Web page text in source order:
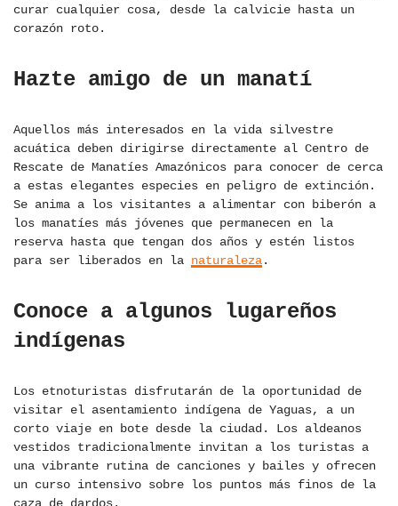
curar cualquier cosa, desde la calvicie hasta un
corazón roto.
Hazte amigo de un manatí
Aquellos más interesados en la vida silvestre
acuática deben dirigirse directamente al Centro de
Rescate de Manatíes Amazónicos para conocer de cerca
a estas elegantes especies en peligro de extinción.
Se anima a los visitantes a alimentar con biberón a
los manatíes más jóvenes que permanecen en la
reserva hasta que tengan dos años y estén listos
para ser liberados en la naturaleza.
Conoce a algunos lugareños
indígenas
Los etnoturistas disfrutarán de la oportunidad de
visitar el asentamiento indígena de Yaguas, a un
corto viaje en bote desde la ciudad. Los aldeanos
vestidos tradicionalmente invitan a los turistas a
una vibrante rutina de canciones y bailes y ofrecen
un curso intensivo sobre los puntos más finos de la